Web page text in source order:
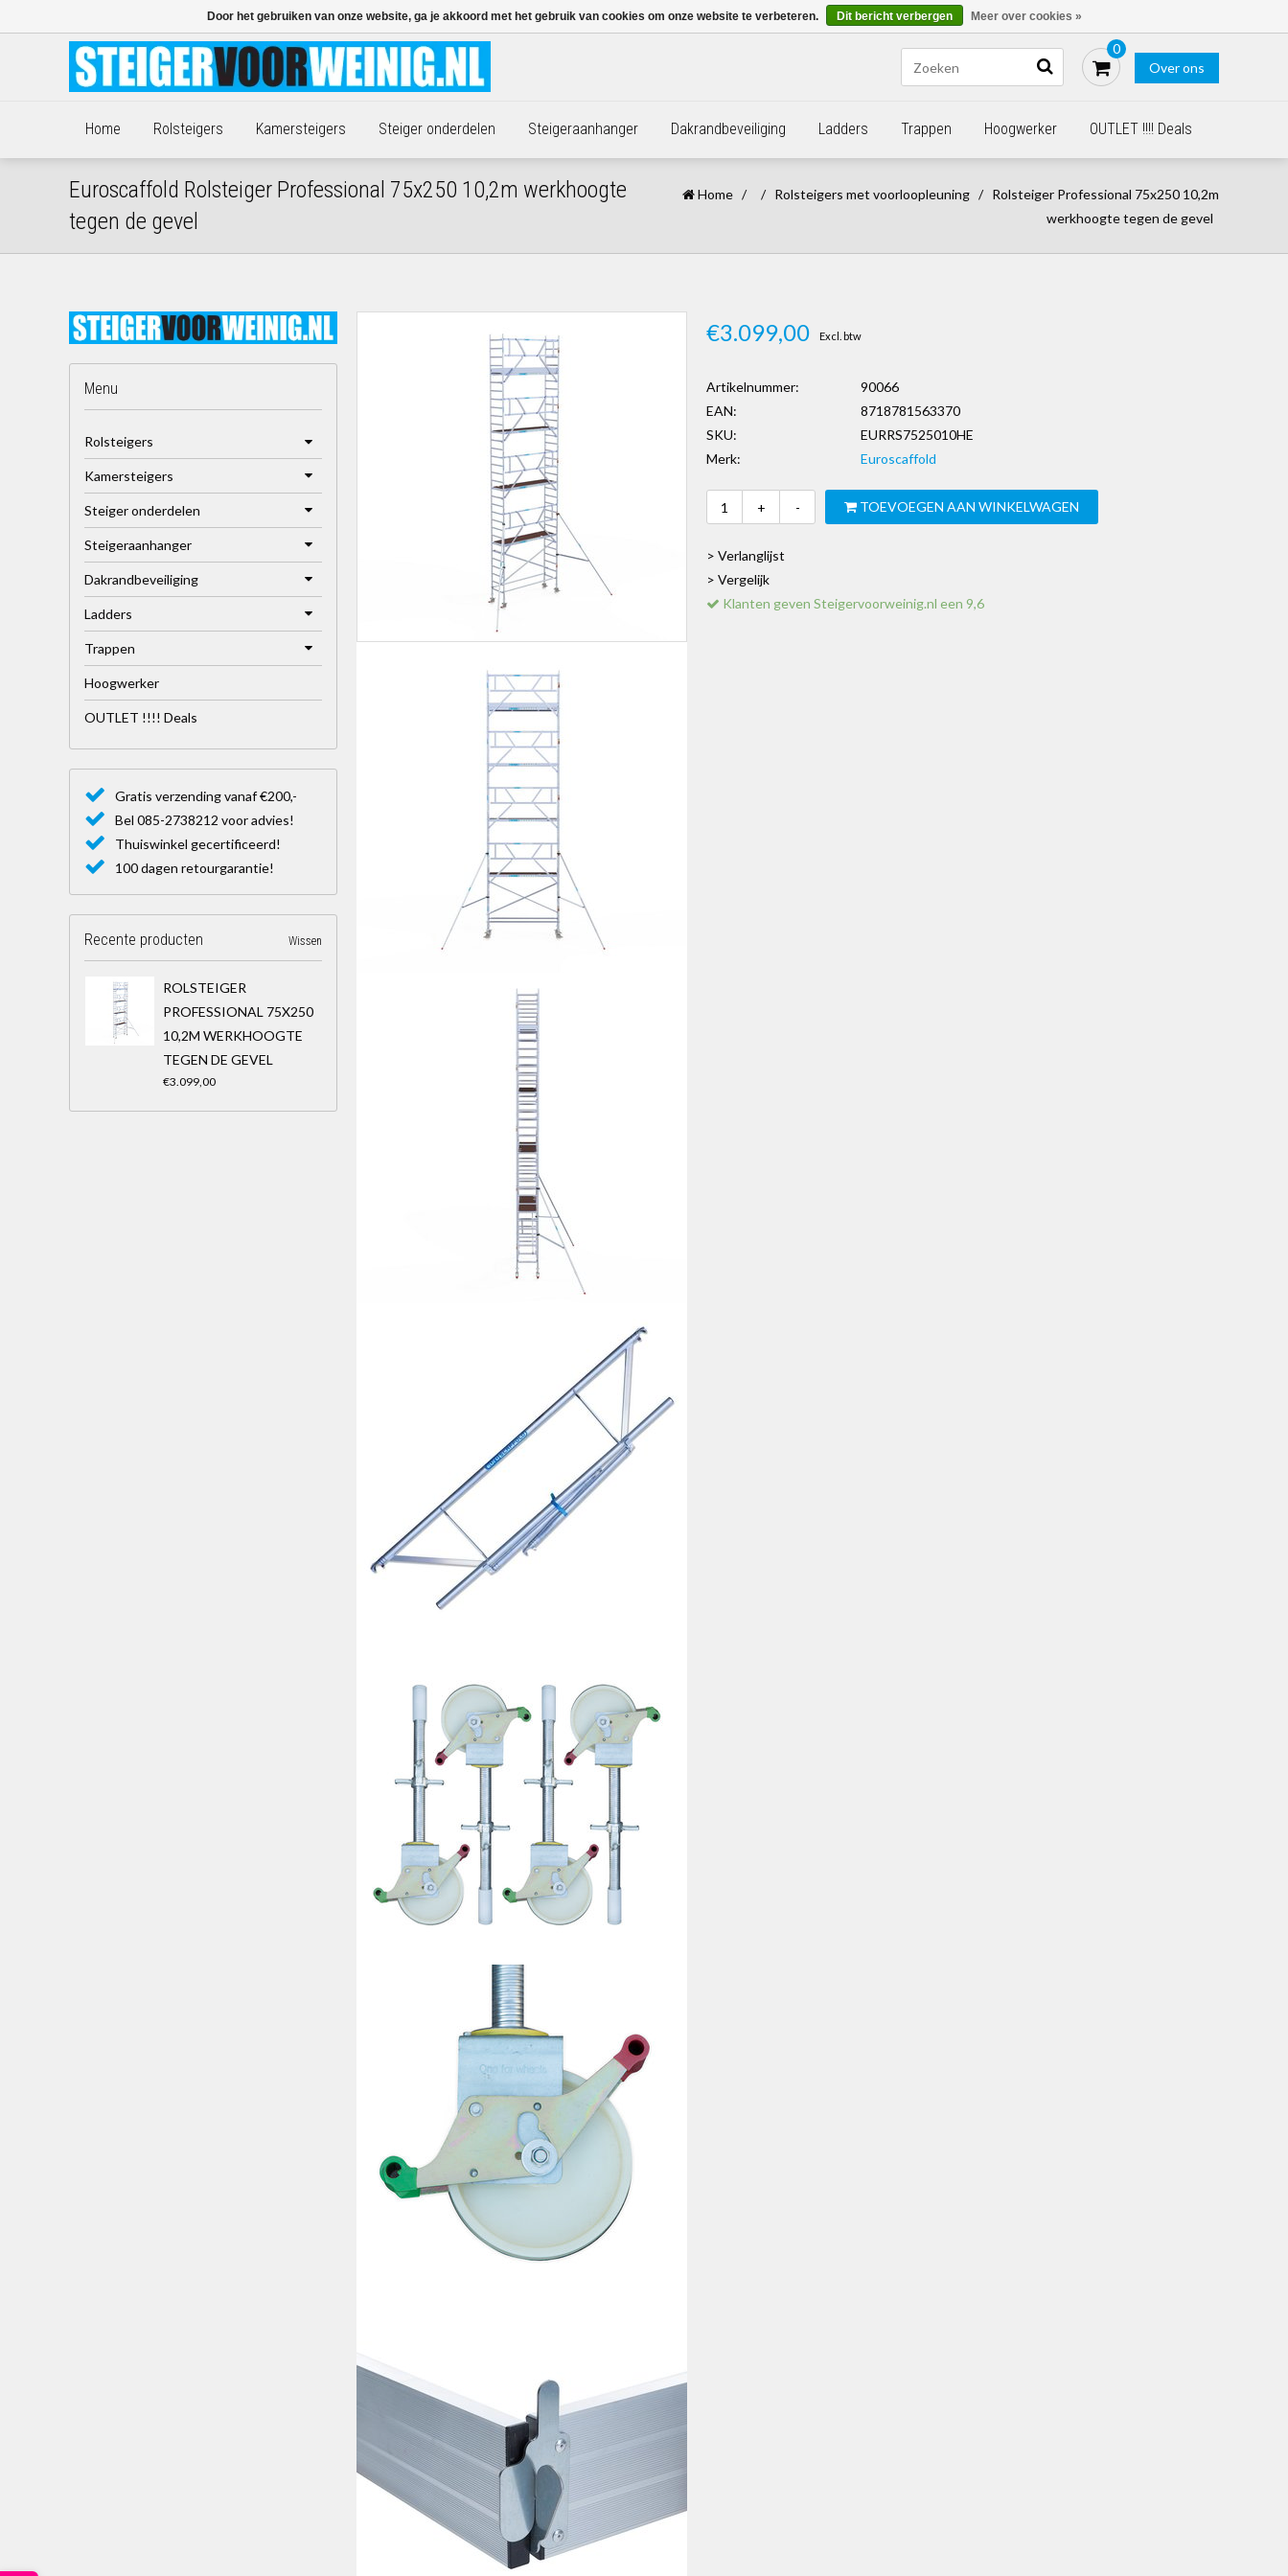
Blogs Bestellen - €0,00
Over ons
0
Home Rolsteigers Kamersteigers Steiger onderdelen Steigeraanhanger Dakrandbeveiliging Ladders Trappen Hoogwerker OUTLET !!!! Deals
Euroscaffold Rolsteiger Professional 75x250 10,2m werkhoogte
tegen de gevel
Home / / Rolsteigers met voorloopleuning / Rolsteiger Professional 75x250 10,2m
werkhoogte tegen de gevel
€3.099,00 Excl. btw
Artikelnummer:
90066
EAN:
8718781563370
SKU:
EURRS7525010HE
Merk:
Euroscaffold
+ - TOEVOEGEN AAN WINKELWAGEN
> Verlanglijst
> Vergelijk
Klanten geven Steigervoorweinig.nl een 9,6
Menu
Rolsteigers
Kamersteigers
Steiger onderdelen
Steigeraanhanger
Dakrandbeveiliging
Ladders
Trappen
Hoogwerker
OUTLET !!!! Deals
Gratis verzending vanaf €200,-
Bel 085-2738212 voor advies!
Thuiswinkel gecertificeerd!
100 dagen retourgarantie!
Recente producten Wissen
ROLSTEIGER
PROFESSIONAL 75X250
10,2M WERKHOOGTE
TEGEN DE GEVEL
€3.099,00
Door het gebruiken van onze website, ga je akkoord met het gebruik van cookies om onze website te verbeteren. Dit bericht verbergen Meer over cookies »